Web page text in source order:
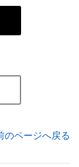
のページへ戻る